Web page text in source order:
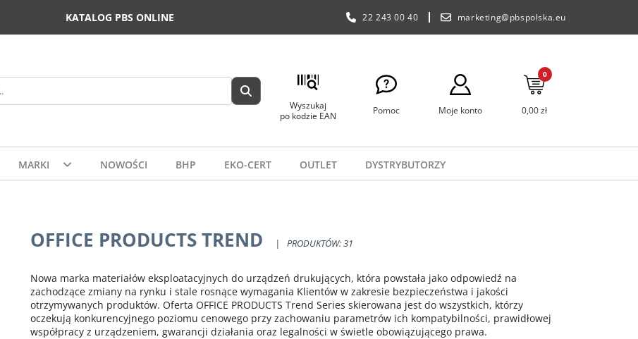
KATALOG PBS ONLINE 22 243 00 40 marketing@pbspolska.eu
Wyszukaj
po kodzie EAN
Pomoc Moje konto
0
0,00 zł
MARKI NOWOŚCI BHP EKO-CERT OUTLET DYSTRYBUTORZY
OFFICE PRODUCTS TREND | PRODUKTÓW: 31
Nowa marka materiałów eksploatacyjnych do urządzeń drukujących, która powstała jako odpowiedź na
zachodzące zmiany na rynku i stale rosnące wymagania Klientów w zakresie bezpieczeństwa i jakości
otrzymywanych produktów. Oferta OFFICE PRODUCTS Trend Series skierowana jest do wszystkich, którzy
oczekują konkurencyjnego poziomu cenowego przy zachowaniu parametrów ich kompatybilności, prawidłowej
współpracy z urządzeniem, gwarancji działania oraz legalności w świetle obowiązującego prawa.